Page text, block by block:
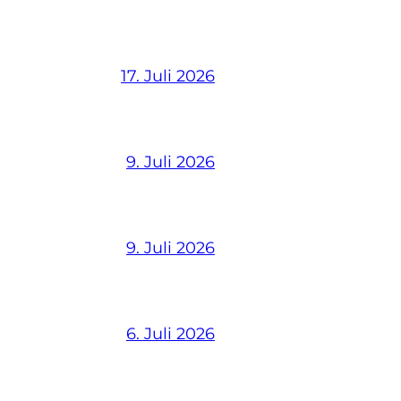
17. Juli 2026
9. Juli 2026
9. Juli 2026
6. Juli 2026